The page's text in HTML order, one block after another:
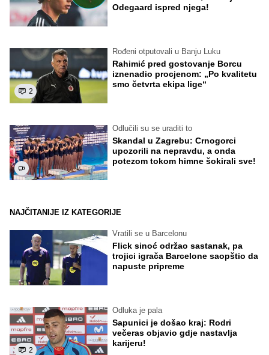
Odegaard ispred njega!
2
Rođeni otputovali u Banju Luku
Rahimić pred gostovanje Borcu
iznenadio procjenom: „Po kvalitetu
smo četvrta ekipa lige“
Odlučili su se uraditi to
Skandal u Zagrebu: Crnogorci
upozorili na nepravdu, a onda
potezom tokom himne šokirali sve!
NAJČITANIJE IZ KATEGORIJE
Vratili se u Barcelonu
Flick sinoć održao sastanak, pa
trojici igrača Barcelone saopštio da
napuste pripreme
2
Odluka je pala
Sapunici je došao kraj: Rodri
večeras objavio gdje nastavlja
karijeru!